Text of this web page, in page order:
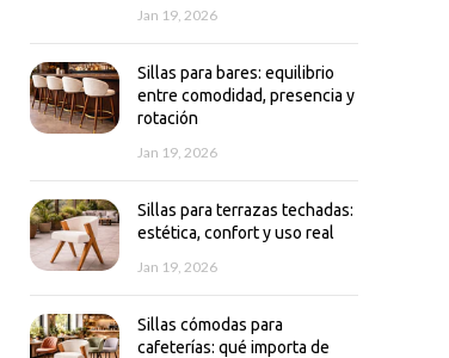
Jan 19, 2026
Sillas para bares: equilibrio
entre comodidad, presencia y
rotación
Jan 19, 2026
Sillas para terrazas techadas:
estética, confort y uso real
Jan 19, 2026
Sillas cómodas para
cafeterías: qué importa de